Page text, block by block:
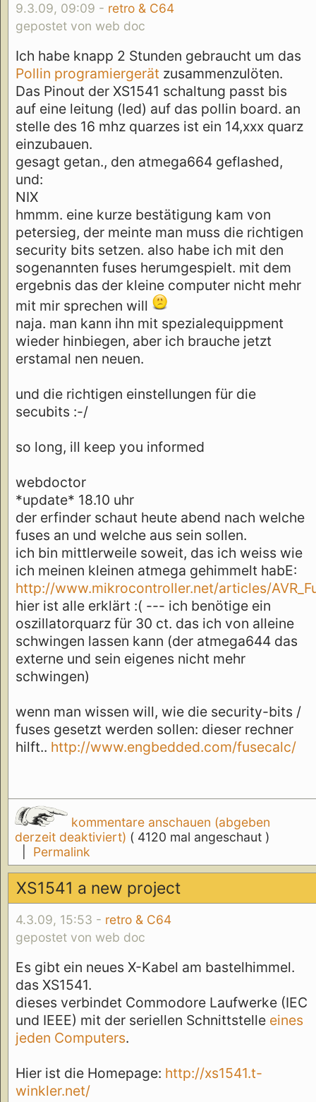
9.3.09, 09:09 - retro & C64
gepostet von web doc
Ich habe knapp 2 Stunden gebraucht um das
Pollin programiergerät zusammenzulöten.
Das Pinout der XS1541 schaltung passt bis
auf eine leitung (led) auf das pollin board. an
stelle des 16 mhz quarzes ist ein 14,xxx quarz
einzubauen.
gesagt getan., den atmega664 geflashed,
und:
NIX
hmmm. eine kurze bestätigung kam von
petersieg, der meinte man muss die richtigen
security bits setzen. also habe ich mit den
sogenannten fuses herumgespielt. mit dem
ergebnis das der kleine computer nicht mehr
mit mir sprechen will
naja. man kann ihn mit spezialequippment
wieder hinbiegen, aber ich brauche jetzt
erstamal nen neuen.
und die richtigen einstellungen für die
secubits :-/
so long, ill keep you informed
webdoctor
*update* 18.10 uhr
der erfinder schaut heute abend nach welche
fuses an und welche aus sein sollen.
ich bin mittlerweile soweit, das ich weiss wie
ich meinen kleinen atmega gehimmelt habE:
http://www.mikrocontroller.net/articles/
hier ist alle erklärt :( --- ich benötige ein
oszillatorquarz für 30 ct. das ich von alleine
schwingen lassen kann (der atmega644 das
externe und sein eigenes nicht mehr
schwingen)
wenn man wissen will, wie die security-bits /
fuses gesetzt werden sollen: dieser rechner
hilft.. http://www.engbedded.com/fusecalc/
kommentare anschauen (abgeben
derzeit deaktiviert) ( 4120 mal angeschaut )
Permalink
XS1541 a new project
4.3.09, 15:53 - retro & C64
gepostet von web doc
Es gibt ein neues X-Kabel am bastelhimmel.
das XS1541.
dieses verbindet Commodore Laufwerke (IEC
und IEEE) mit der seriellen Schnittstelle eines
jeden Computers.
Hier ist die Homepage: http://xs1541.t-
winkler.net/